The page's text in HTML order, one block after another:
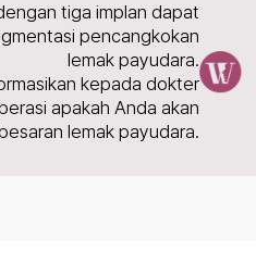
tiga implan dapat
pencangkokan
lemak payudara.
kepada dokter
apakah Anda akan
lemak payudara.